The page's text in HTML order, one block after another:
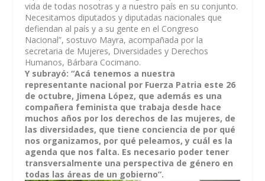
vida de todas nosotras y a nuestro país en su conjunto.
Necesitamos diputados y diputadas nacionales que
defiendan al país y a su gente en el Congreso
Nacional”, sostuvo Mayra, acompañada por la
secretaria de Mujeres, Diversidades y Derechos
Humanos, Bárbara Cocimano.
Y subrayó: “Acá tenemos a nuestra
representante nacional por Fuerza Patria este 26
de octubre, Jimena López, que además es una
compañera feminista que trabaja desde hace
muchos años por los derechos de las mujeres, de
las diversidades, que tiene conciencia de por qué
nos organizamos, por qué peleamos, y cuál es la
agenda que nos falta. Es necesario poder tener
transversalmente una perspectiva de género en
todas las áreas de un gobierno”.